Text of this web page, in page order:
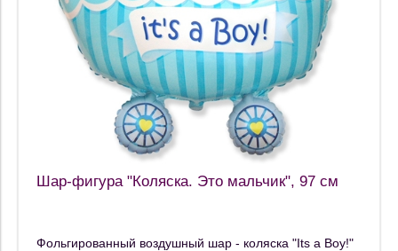
Шар-фигура "Коляска. Это мальчик", 97 см
Фольгированный воздушный шар - коляска "Its a Boy!"